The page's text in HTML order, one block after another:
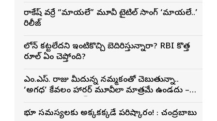
రాకేష్ వర్రే “మాయలేడి” మూవీ టైటిల్ సాంగ్ ‘మాయలేడి..’
రిలీజ్
లోన్ కట్టలేదని ఇంటికొచ్చి బెదిరిస్తున్నారా? RBI కొత్త
రూల్ ఏం చెప్తోంది?
ఎం.ఎస్. రాజు మీదున్న నమ్మకంతో చెబుతున్నా..
‘అగధ’ కేవలం హారర్ మూవీలా మాత్రమే ఉండదు –
భూ సమస్యలకు అక్కడికక్కడే పరిష్కారం! : చంద్రబాబు